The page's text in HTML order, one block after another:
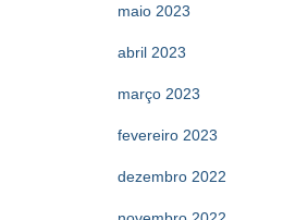
maio 2023
abril 2023
março 2023
fevereiro 2023
dezembro 2022